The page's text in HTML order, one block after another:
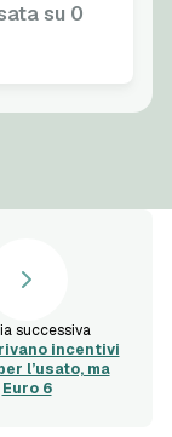
su 0
successiva
incentivi
l’usato, ma
Euro 6